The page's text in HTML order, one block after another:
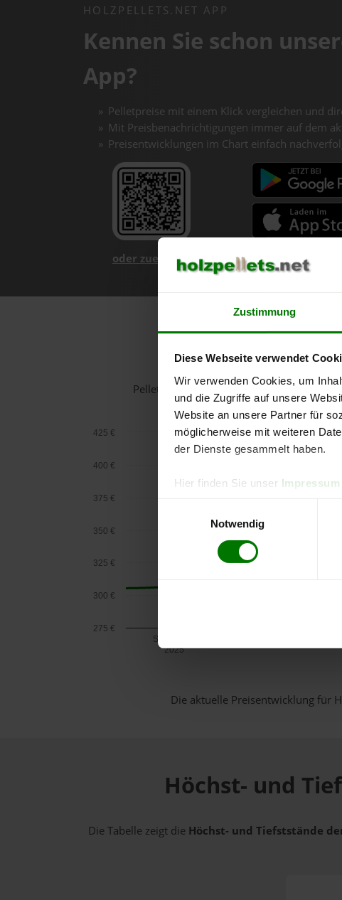
Zustimmung
Diese Webseite verwendet
Wir verwenden Cookies, um
und die Zugriffe auf unsere
Website an unsere Partner für
möglicherweise mit weiteren
der Dienste gesammelt haben.
Hier finden Sie unser Impressum
Notwendig
HOLZPELLETS.NET APP
Kennen Sie schon
App?
Pelletpreise mit einem Klick vergleichen und
Mit Preisbenachrichtigungen immer auf dem
Preisentwicklungen im Chart einfach
oder zuerst mehr über unsere App erfahren
Pelletspreise in Vöcklabruck für 1 Tonne
September
2025
275 €
300 €
325 €
350 €
375 €
400 €
425 €
Die aktuelle Preisentwicklung für
Höchst- und
Die Tabelle zeigt die Höchst- und Tiefststände